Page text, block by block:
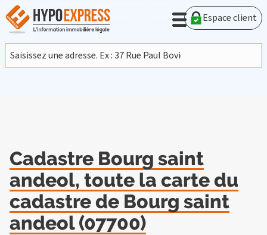
En poursuivant votre navigation sur ce site, vous acceptez
l'utilisation de cookies provenant de Google afin d'analyser le
trafic.En savoir plus
J'accepte
Espace client
Cadastre Bourg saint
andeol, toute la carte du
cadastre de Bourg saint
andeol (07700)